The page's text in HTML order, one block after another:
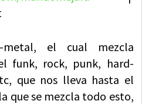
el cual mezcla
funk, rock, punk, hard-
que nos lleva hasta el
que se mezcla todo esto,